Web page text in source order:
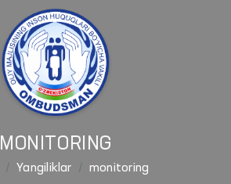
MONITORING
Yangiliklar monitoring